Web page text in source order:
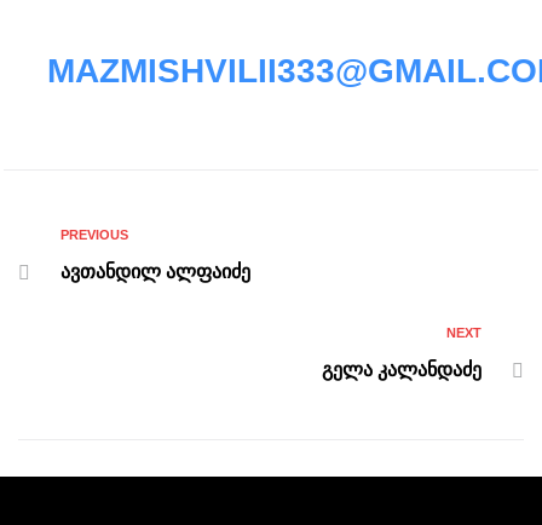
PREVIOUS
ავთანდილ ალფაიძე
NEXT
გელა კალანდაძე